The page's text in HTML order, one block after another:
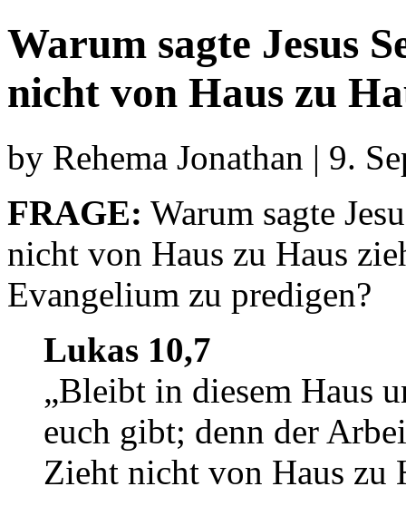
Warum sagte Jesus
nicht von Haus zu
by Rehema Jonathan | 9.
FRAGE: Warum sagte
nicht von Haus zu Haus
Evangelium zu predigen?
Lukas 10,7
„Bleibt in diesem Haus
euch gibt; denn der
Zieht nicht von Haus zu